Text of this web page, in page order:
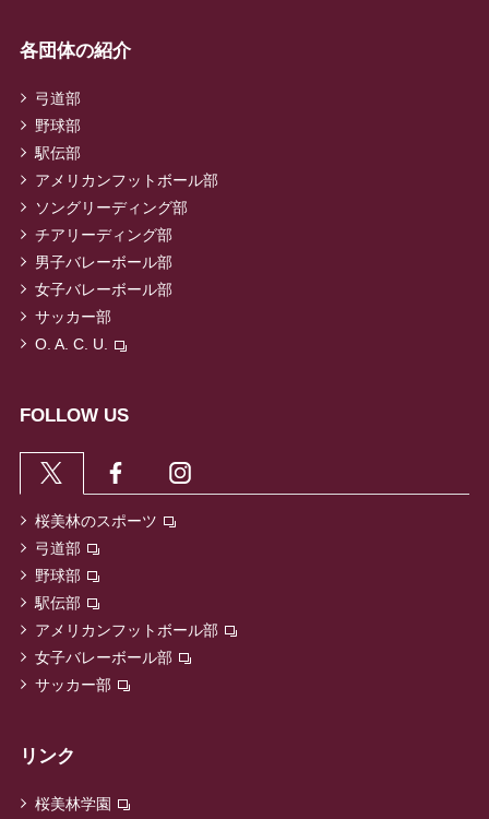
各団体の紹介
弓道部
野球部
駅伝部
アメリカンフットボール部
ソングリーディング部
チアリーディング部
男子バレーボール部
女子バレーボール部
サッカー部
O. A. C. U.
FOLLOW US
桜美林のスポーツ
弓道部
野球部
駅伝部
アメリカンフットボール部
女子バレーボール部
サッカー部
リンク
桜美林学園